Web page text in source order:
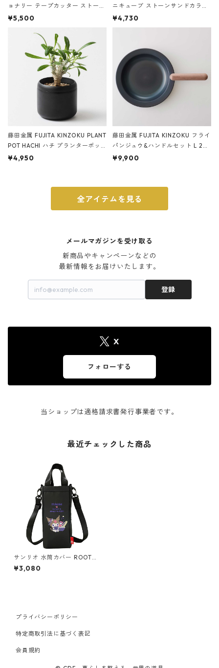
ョナリー テープカッター ストーン
サンドカラー 石調 ideaco Station
¥5,500
ニキューブ ストーンサンドカラー
石調 ideaco Umbrella Stand CUB
E ストーンサンドブラック
¥4,730
藤田金属 FUJITA KINZOKU PLANT
POT HACHI ハチ プランターポッ
ト 3号 ブラック
¥4,950
藤田金属 FUJITA KINZOKU フライ
パンジュウ&ハンドルセット L 24c
m ガス火・IH対応 鉄フライパン
¥9,900
全アイテムを見る
メールマガジンを受け取る
新商品やキャンペーンなどの
最新情報をお届けいたします。
登録
X
フォローする
当ショップは適格請求書発行事業者です。
最近チェックした商品
サンリオ 水筒カバー ROOTOT
E Thermo Keeper Bottle 836
3 ルートート IP.サーモキーパ
¥3,080
プライバシーポリシー
特定商取引法に基づく表記
会員規約